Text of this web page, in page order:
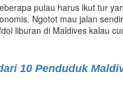
pulau harus ikut tur
Ngotot mau jalan
liburan di Maldives kalau
10 Penduduk